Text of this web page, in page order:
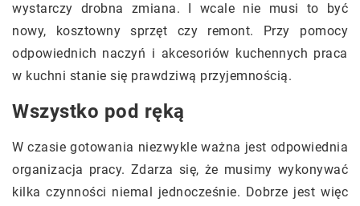
wystarczy drobna zmiana. I wcale nie musi to być
nowy, kosztowny sprzęt czy remont. Przy pomocy
odpowiednich naczyń i akcesoriów kuchennych praca
w kuchni stanie się prawdziwą przyjemnością.
Wszystko pod ręką
W czasie gotowania niezwykle ważna jest odpowiednia
organizacja pracy. Zdarza się, że musimy wykonywać
kilka czynności niemal jednocześnie. Dobrze jest więc